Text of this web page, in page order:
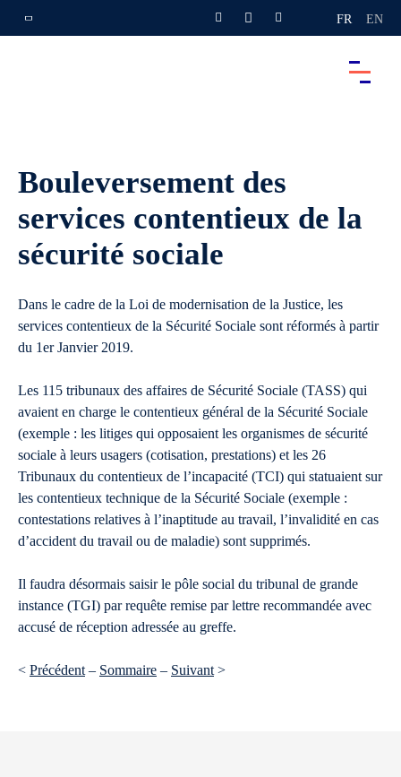
FR EN
Bouleversement des
services contentieux de la
sécurité sociale
Dans le cadre de la Loi de modernisation de la Justice, les
services contentieux de la Sécurité Sociale sont réformés à partir
du 1er Janvier 2019.
Les 115 tribunaux des affaires de Sécurité Sociale (TASS) qui
avaient en charge le contentieux général de la Sécurité Sociale
(exemple : les litiges qui opposaient les organismes de sécurité
sociale à leurs usagers (cotisation, prestations) et les 26
Tribunaux du contentieux de l’incapacité (TCI) qui statuaient sur
les contentieux technique de la Sécurité Sociale (exemple :
contestations relatives à l’inaptitude au travail, l’invalidité en cas
d’accident du travail ou de maladie) sont supprimés.
Il faudra désormais saisir le pôle social du tribunal de grande
instance (TGI) par requête remise par lettre recommandée avec
accusé de réception adressée au greffe.
< Précédent – Sommaire – Suivant >